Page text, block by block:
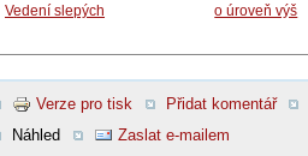
Vedení slepých o úroveň výš
Verze pro tisk Přidat komentář
Náhled
Zaslat e-mailem